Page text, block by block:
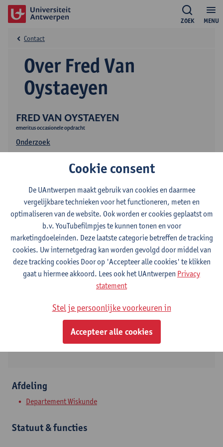
MENU
ZOEK
FRED VAN OYSTAEYEN
emeritus occasionele opdracht
Onderzoek
Over Fred Van
Oystaeyen
Contact
Contact
Toon e-mailadres
2020 Antwerpen, BEL
Afdeling
Departement Wiskunde
Statuut & functies
Cookie consent
De UAntwerpen maakt gebruik van cookies en daarmee
vergelijkbare technieken voor het functioneren, meten en
optimaliseren van de website. Ook worden er cookies geplaatst om
b.v. YouTubefilmpjes te kunnen tonen en voor
marketingdoeleinden. Deze laatste categorie betreffen de tracking
cookies. Uw internetgedrag kan worden gevolgd door middel van
deze tracking cookies Door op 'Accepteer alle cookies' te klikken
gaat u hiermee akkoord. Lees ook het UAntwerpen Privacy
statement
Stel je persoonlijke voorkeuren in
Accepteer alle cookies